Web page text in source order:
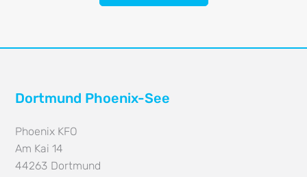
Dortmund Phoenix-See
Phoenix KFO
Am Kai 14
44263 Dortmund